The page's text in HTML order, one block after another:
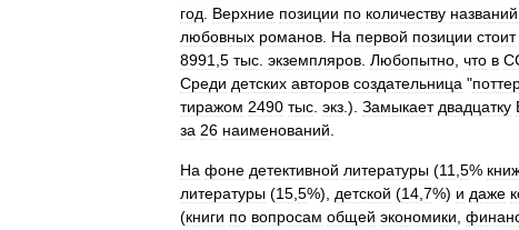
год
Верхние позиции по количеству названий
любовных романов На первой позиции стоит
8991 5 тыс экземпляров Любопытно что в
Среди детских авторов создательница "
тиражом 2490 тыс экз .). Замыкает двадцатку
за 26 наименований
На фоне детективной литературы (11 5%
литературы (15 5%), детской (14 7%) и даже
(книги по вопросам общей экономики